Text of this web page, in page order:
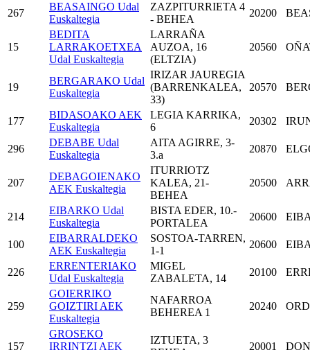
267
BEASAINGO Udal
Euskaltegia
ZAZPITURRIETA 4
- BEHEA
20200
15
BEDITA
LARRAKOETXEA
Udal Euskaltegia
LARRAÑA
AUZOA, 16
(ELTZIA)
20560
19
BERGARAKO Udal
Euskaltegia
IRIZAR JAUREGIA
(BARRENKALEA,
33)
20570
177
BIDASOAKO AEK
Euskaltegia
LEGIA KARRIKA,
6
20302
296
DEBABE Udal
Euskaltegia
AITA AGIRRE, 3-
3.a
20870
207
DEBAGOIENAKO
AEK Euskaltegia
ITURRIOTZ
KALEA, 21-
BEHEA
20500
214
EIBARKO Udal
Euskaltegia
BISTA EDER, 10.-
PORTALEA
20600
100
EIBARRALDEKO
AEK Euskaltegia
SOSTOA-TARREN,
1-1
20600
226
ERRENTERIAKO
Udal Euskaltegia
MIGEL
ZABALETA, 14
20100
259
GOIERRIKO
GOIZTIRI AEK
Euskaltegia
NAFARROA
BEHEREA 1
20240
157
GROSEKO
IRRINTZI AEK
IZTUETA, 3
20001